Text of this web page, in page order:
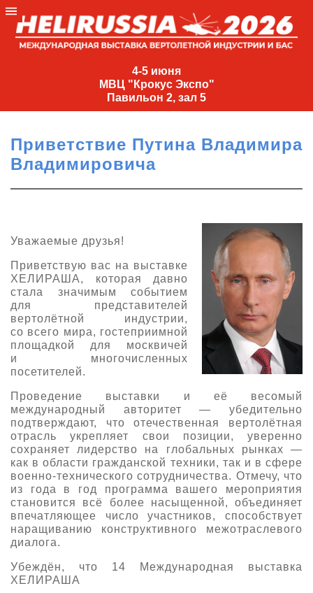
4-5 июня
МВЦ "Крокус Экспо"
Павильон 2, зал 5
4-
МВЦ
Экспо"
Павильон
2,
+7
(495)
477-
33-81
О выставке
Партнеры выставки
Даты будущих выставок
Документы
Контакты
Для участников
Заявка на участие
Заочное участие
Прилет на выставку
Основные требования МВЦ «Крокус Экспо»
Для посетителей
Место проведения HeliRussia
Схема проезда
Правила доступа и пребывания Крокус Экспо
Для СМИ
Аккредитация прессы
Условия инфопартнёрства
Положение об аккредитации
Публикации о выставке
Пресс-релизы
Архив
Приветствие Путина Владимира
Владимировича
Уважаемые друзья!
Приветствую вас на выставке
ХЕЛИРАША, которая давно
стала значимым событием
для представителей
вертолётной индустрии,
со всего мира, гостеприимной
площадкой для москвичей
и многочисленных
посетителей.
Проведение выставки и её весомый
международный авторитет — убедительно
подтверждают, что отечественная вертолётная
отрасль укрепляет свои позиции, уверенно
сохраняет лидерство на глобальных рынках —
как в области гражданской техники, так и в сфере
военно-технического сотрудничества. Отмечу, что
из года в год программа вашего мероприятия
становится всё более насыщенной, объединяет
впечатляющее число участников, способствует
наращиванию конструктивного межотраслевого
диалога.
Убеждён, что 14 Международная выставка
ХЕЛИРАША